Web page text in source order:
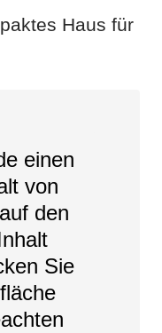
Haus für
einen
von
den
Sie